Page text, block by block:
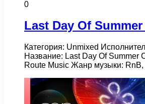
0
Last Day Of Summer
Категория: Unmixed
Название: Last Day Of Summer
Route Music Жанр музыки: